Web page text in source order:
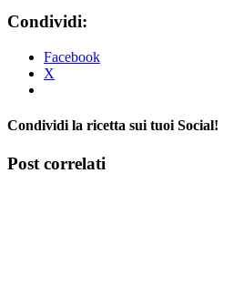
Condividi:
Facebook
X
Condividi la ricetta sui tuoi Social!
Facebook
X
Tumblr
Pinterest
Post correlati